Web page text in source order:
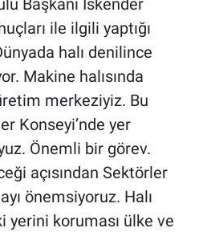
Başkanı İskender
ile ilgili yaptığı
halı denilince
Makine halısında
merkeziyiz. Bu
Konseyi’nde yer
Önemli bir görev.
açısından Sektörler
önemsiyoruz. Halı
yerini koruması ülke ve